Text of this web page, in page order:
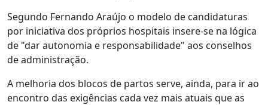
Segundo Fernando Araújo o modelo de candidaturas
por iniciativa dos próprios hospitais insere-se na lógica
de "dar autonomia e responsabilidade" aos conselhos
de administração.
A melhoria dos blocos de partos serve, ainda, para ir ao
encontro das exigências cada vez mais atuais que as